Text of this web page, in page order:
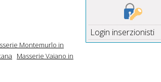
Montemurlo in
Masserie Vaiano in
Login inserzionisti